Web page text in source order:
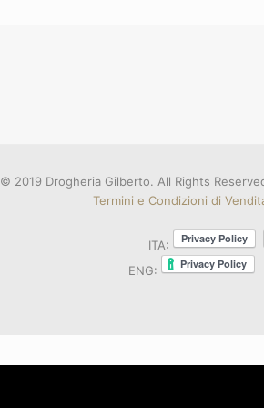
© 2019 Drogheria Gilberto. All Rights
Termini e Condizioni di
ITA:
ENG: